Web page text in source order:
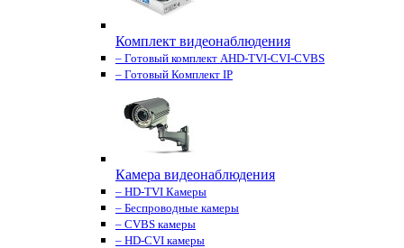
Комплект видеонаблюдения
– Готовый комплект AHD-TVI-CVI-CVBS
– Готовый Комплект IP
Камера видеонаблюдения
– HD-TVI Камеры
– Беспроводные камеры
– CVBS камеры
– HD-CVI камеры